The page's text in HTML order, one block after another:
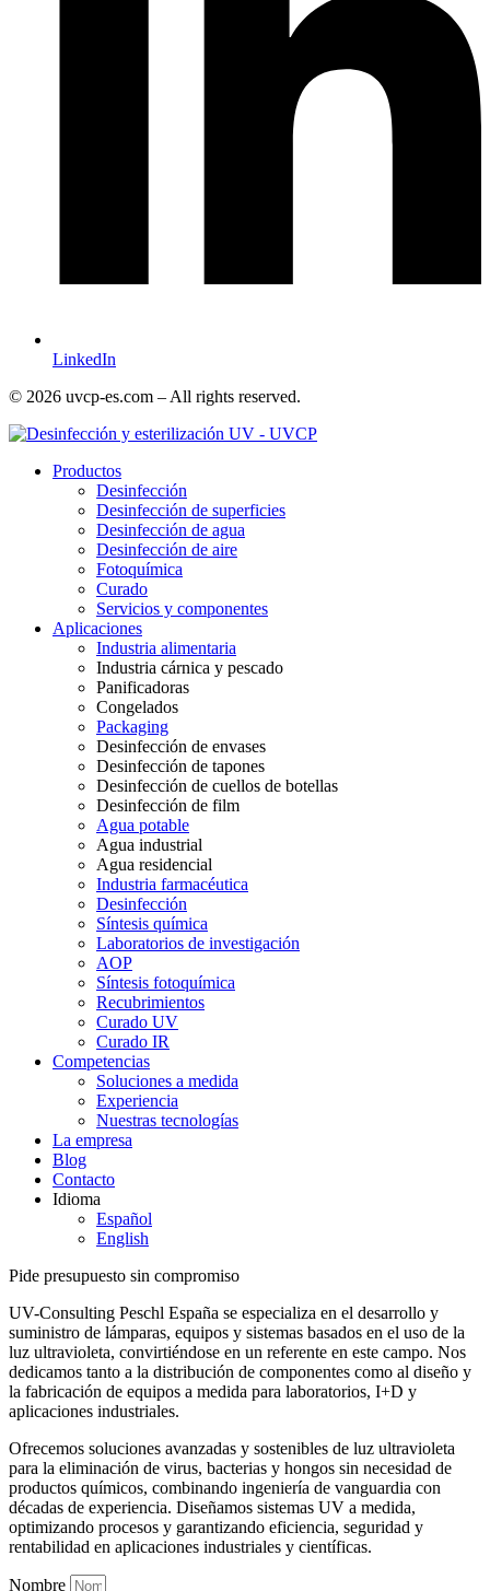
LinkedIn
© 2026 uvcp-es.com – All rights reserved.
Productos
Desinfección
Desinfección de superficies
Desinfección de agua
Desinfección de aire
Fotoquímica
Curado
Servicios y componentes
Aplicaciones
Industria alimentaria
Industria cárnica y pescado
Panificadoras
Congelados
Packaging
Desinfección de envases
Desinfección de tapones
Desinfección de cuellos de botellas
Desinfección de film
Agua potable
Agua industrial
Agua residencial
Industria farmacéutica
Desinfección
Síntesis química
Laboratorios de investigación
AOP
Síntesis fotoquímica
Recubrimientos
Curado UV
Curado IR
Competencias
Soluciones a medida
Experiencia
Nuestras tecnologías
La empresa
Blog
Contacto
Idioma
Español
English
Pide presupuesto sin compromiso
UV-Consulting Peschl España se especializa en el desarrollo y
suministro de lámparas, equipos y sistemas basados en el uso de la
luz ultravioleta, convirtiéndose en un referente en este campo. Nos
dedicamos tanto a la distribución de componentes como al diseño y
la fabricación de equipos a medida para laboratorios, I+D y
aplicaciones industriales.
Ofrecemos soluciones avanzadas y sostenibles de luz ultravioleta
para la eliminación de virus, bacterias y hongos sin necesidad de
productos químicos, combinando ingeniería de vanguardia con
décadas de experiencia. Diseñamos sistemas UV a medida,
optimizando procesos y garantizando eficiencia, seguridad y
rentabilidad en aplicaciones industriales y científicas.
Nombre